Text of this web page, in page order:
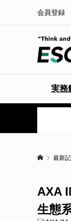
会員登録
実務
最新
AXA
生態